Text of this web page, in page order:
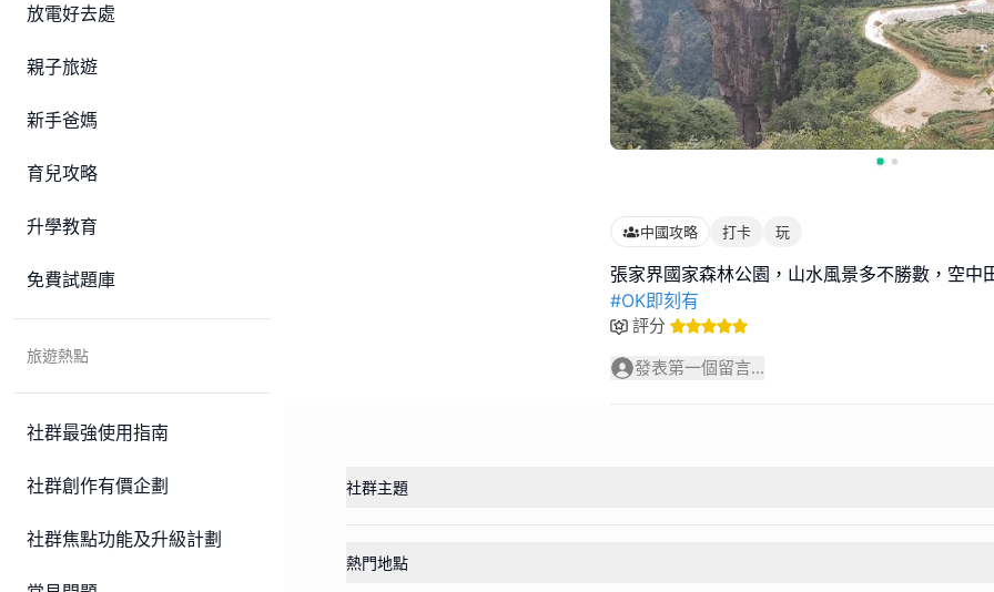
放電好去處
親子旅遊
新手爸媽
育兒攻略
升學教育
免費試題庫
旅遊熱點
社群最強使用指南
社群創作有價企劃
社群焦點功能及升級計劃
中國攻略 打卡 玩
#OK即刻有
評分
發表第一個留言...
社群主題
熱門地點